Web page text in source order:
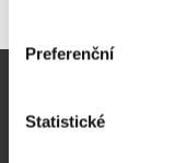
Preferenční
Statistické